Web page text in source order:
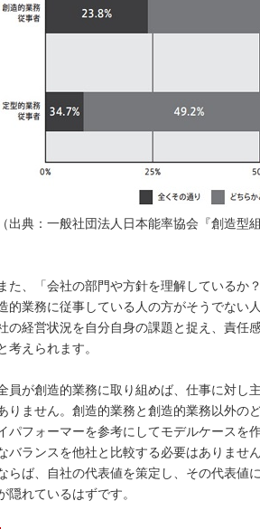
（出典：一般社団法人日本能率協会『創造型
た、「会社の部門や方針を理解しているか
的業務に従事している人の方がそうでない
の経営状況を自分自身の課題と捉え、責任
考えられます。
員が創造的業務に取り組めば、仕事に対し
りません。創造的業務と創造的業務以外の
パフォーマーを参考にしてモデルケースを
バランスを他社と比較する必要はありませ
らば、自社の代表値を策定し、その代表値
隠れているはずです。